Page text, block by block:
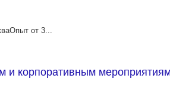
от 3...
и корпоративным